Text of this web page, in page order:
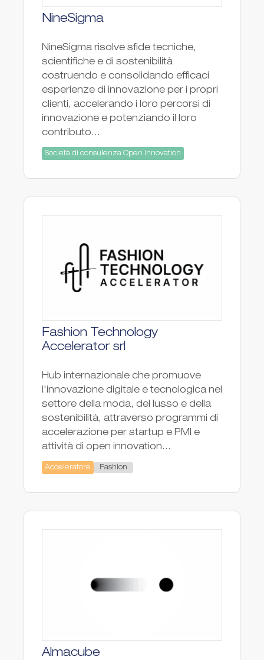
NineSigma
NineSigma risolve sfide tecniche,
scientifiche e di sostenibilità
costruendo e consolidando efficaci
esperienze di innovazione per i propri
clienti, accelerando i loro percorsi di
innovazione e potenziando il loro
contributo...
Società di consulenza Open Innovation
Fashion Technology
Accelerator srl
Hub internazionale che promuove
l'innovazione digitale e tecnologica nel
settore della moda, del lusso e della
sostenibilità, attraverso programmi di
accelerazione per startup e PMI e
attività di open innovation...
Acceleratore Fashion
Almacube